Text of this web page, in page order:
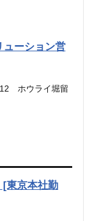
5,600円～】含
円〜12万
ついての割増賃
ューション営
ホウライ堀留
～10万9900
ついての割増賃
[東京本社勤